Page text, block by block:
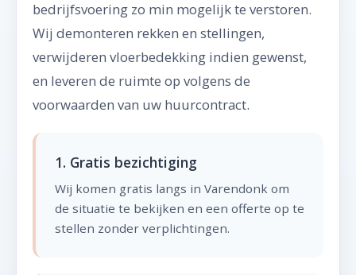
bedrijfsvoering zo min mogelijk te verstoren.
Wij demonteren rekken en stellingen,
verwijderen vloerbedekking indien gewenst,
en leveren de ruimte op volgens de
voorwaarden van uw huurcontract.
1. Gratis bezichtiging
Wij komen gratis langs in Varendonk om
de situatie te bekijken en een offerte op te
stellen zonder verplichtingen.